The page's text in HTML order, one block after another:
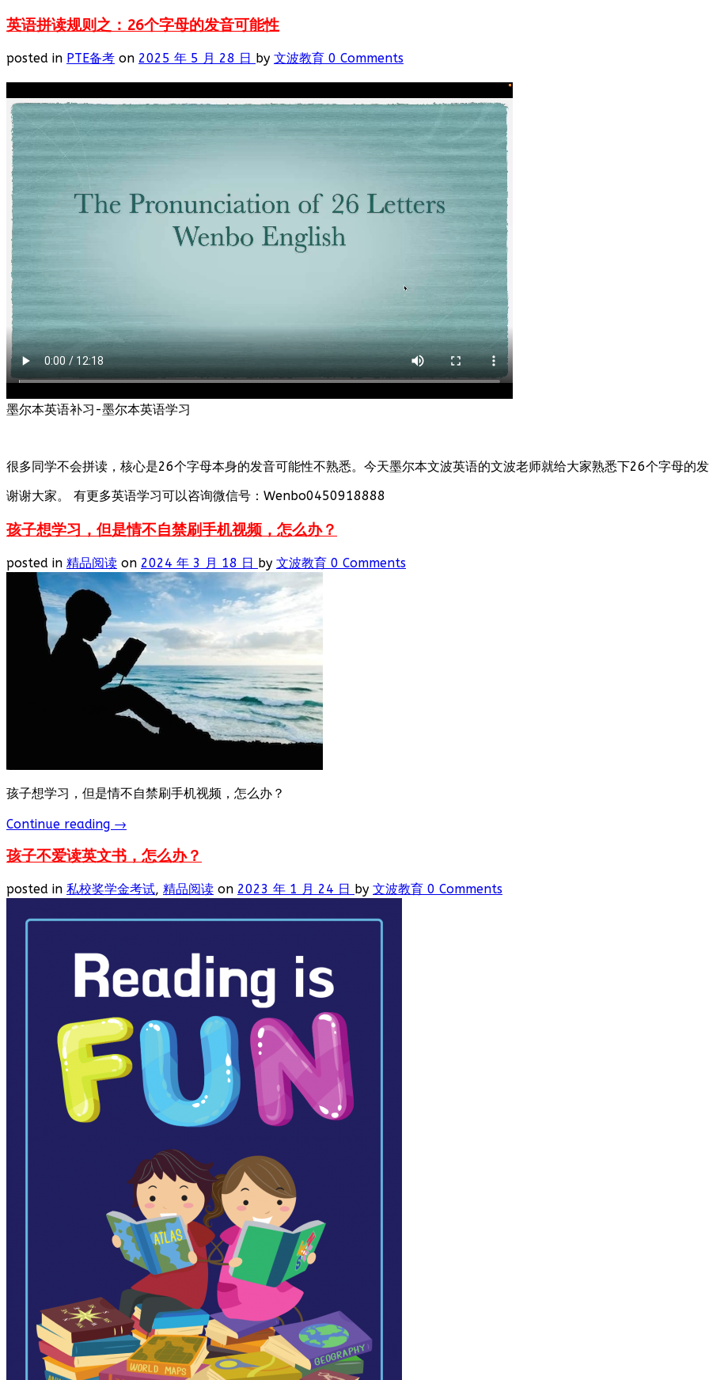
英语拼读规则之：26个字母的发音可能性
posted in PTE备考 on 2025 年 5 月 28 日 by 文波教育 0 Comments
墨尔本英语补习-墨尔本英语学习
很多同学不会拼读，核心是26个字母本身的发音可能性不熟悉。今天墨尔本文波英语的文波老师就给大家熟悉下26个字母的发
谢谢大家。 有更多英语学习可以咨询微信号：Wenbo0450918888
孩子想学习，但是情不自禁刷手机视频，怎么办？
posted in 精品阅读 on 2024 年 3 月 18 日 by 文波教育 0 Comments
孩子想学习，但是情不自禁刷手机视频，怎么办？
Continue reading →
孩子不爱读英文书，怎么办？
posted in 私校奖学金考试, 精品阅读 on 2023 年 1 月 24 日 by 文波教育 0 Comments